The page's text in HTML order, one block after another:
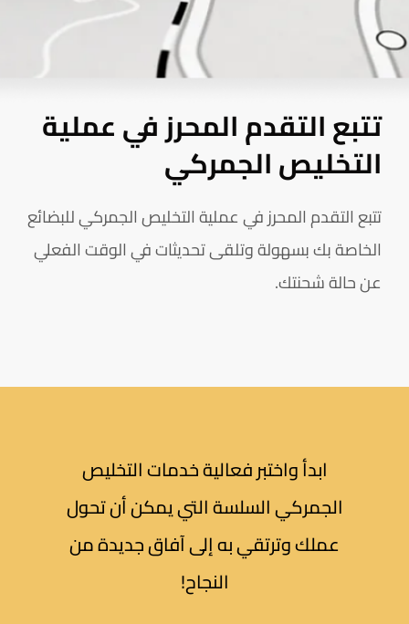
تتبع التقدم المحرز في عملية
التخليص الجمركي
تتبع التقدم المحرز في عملية التخليص الجمركي للبضائع
الخاصة بك بسهولة وتلقى تحديثات في الوقت الفعلي
عن حالة شحنتك.
ابدأ واختبر فعالية خدمات التخليص
الجمركي السلسة التي يمكن أن تحول
عملك وترتقي به إلى آفاق جديدة من
النجاح!